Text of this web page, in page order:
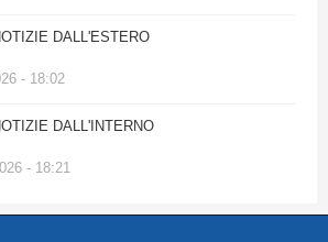
DALL'ESTERO
- 18:02
DALL'INTERNO
- 18:21